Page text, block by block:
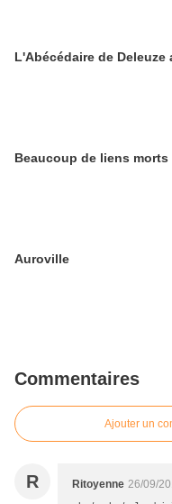
L'Abécédaire de Deleuze
Beaucoup de liens morts
Auroville
Commentaires
Ajouter un
R Ritoyenne 26/09/